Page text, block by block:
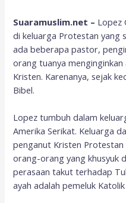
Suaramuslim.net – Lopez
di keluarga Protestan yang
ada beberapa pastor,
orang tuanya
Kristen. Karenanya, sejak
Bibel.
Lopez tumbuh dalam
Amerika Serikat. Keluarga
penganut Kristen
orang-orang yang khusyuk
perasaan takut terhadap
ayah adalah pemeluk